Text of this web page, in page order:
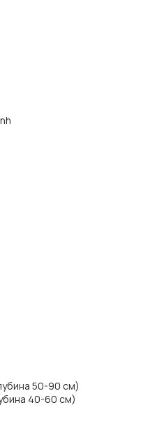
50-90 см)
40-60 см)